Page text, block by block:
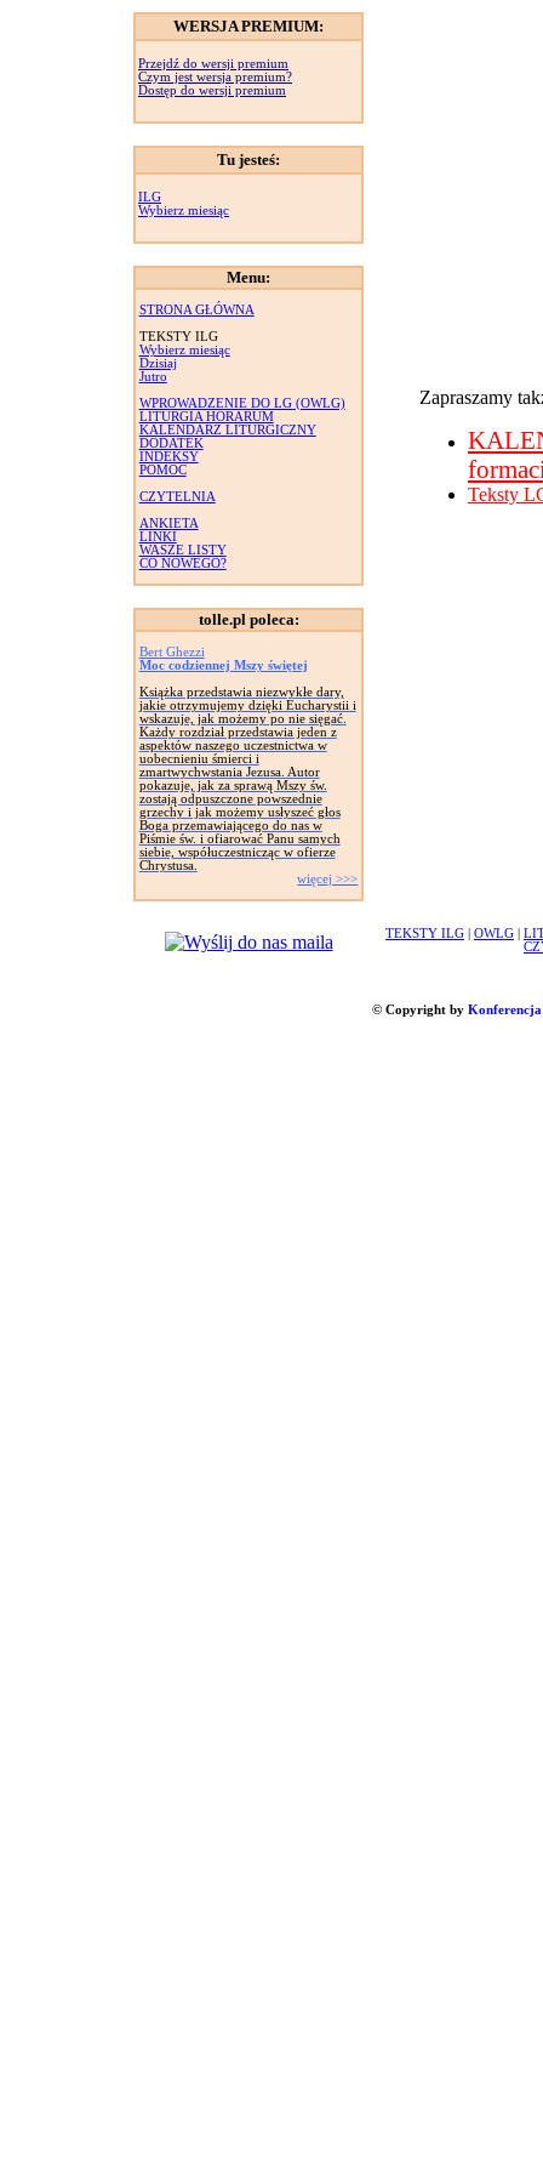
WERSJA PREMIUM:
Przejdź do wersji premium
Czym jest wersja premium?
Dostęp do wersji premium
Tu jesteś:
ILG
Wybierz miesiąc
Menu:
STRONA GŁÓWNA
TEKSTY ILG
Wybierz miesiąc
Dzisiaj
Jutro
WPROWADZENIE DO LG (OWLG)
LITURGIA HORARUM
KALENDARZ LITURGICZNY
DODATEK
INDEKSY
POMOC
CZYTELNIA
ANKIETA
LINKI
WASZE LISTY
CO NOWEGO?
tolle.pl poleca:
Bert Ghezzi
Moc codziennej Mszy świętej
Książka przedstawia niezwykłe dary,
jakie otrzymujemy dzięki Eucharystii i
wskazuje, jak możemy po nie sięgać.
Każdy rozdział przedstawia jeden z
aspektów naszego uczestnictwa w
uobecnieniu śmierci i
zmartwychwstania Jezusa. Autor
pokazuje, jak za sprawą Mszy św.
zostają odpuszczone powszednie
grzechy i jak możemy usłyszeć głos
Boga przemawiającego do nas w
Piśmie św. i ofiarować Panu samych
siebie, współuczestnicząc w ofierze
Chrystusa.
więcej >>>
Zapraszamy
Teksty
TEKSTY ILG OWLG
© Copyright by Konferencja